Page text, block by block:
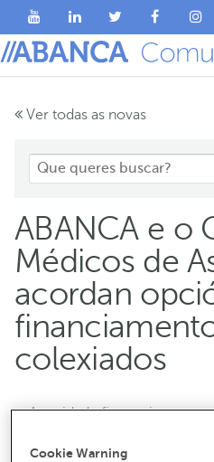
Ver todas as novas
ABANCA e o
Médicos de
acordan
colexiados
A entidade financeira e a
ofrecer alternativas a estes
Cookie Warning